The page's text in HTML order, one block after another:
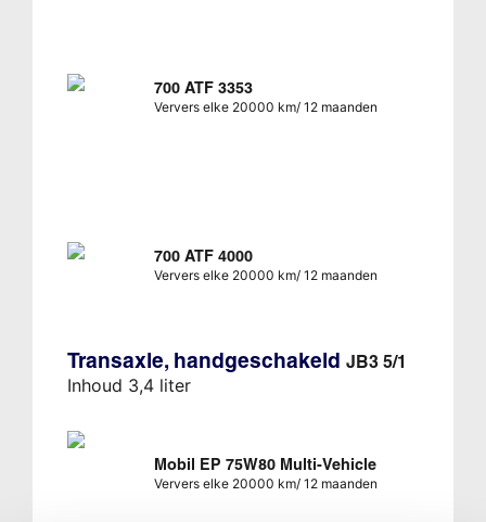
700 ATF 3353
Ververs elke 20000 km/ 12 maanden
700 ATF 4000
Ververs elke 20000 km/ 12 maanden
Transaxle, handgeschakeld JB3 5/1
Inhoud 3,4 liter
Mobil EP 75W80 Multi-Vehicle
Ververs elke 20000 km/ 12 maanden